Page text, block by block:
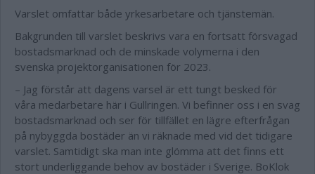
Varslet omfattar både yrkesarbetare och tjänstemän.
Bakgrunden till varslet beskrivs vara en fortsatt försvagad
bostadsmarknad och de minskade volymerna i den
svenska projektorganisationen för 2023.
– Jag förstår att dagens varsel är ett tungt besked för
våra medarbetare här i Gullringen. Vi befinner oss i en svag
bostadsmarknad och ser för tillfället en lägre efterfrågan
på nybyggda bostäder än vi räknade med vid det tidigare
varslet. Samtidigt ska man inte glömma att det finns ett
stort underliggande behov av bostäder i Sverige. BoKlok